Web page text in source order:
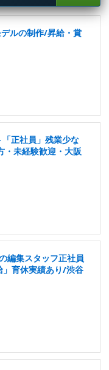
ルの制作/昇給・賞
正社員」残業少な
・未経験歓迎・大阪
編集スタッフ正社員
」育休実績あり/渋谷